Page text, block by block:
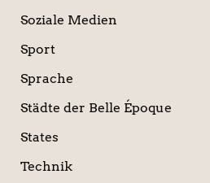
Soziale Medien
Sport
Sprache
Städte der Belle Époque
States
Technik